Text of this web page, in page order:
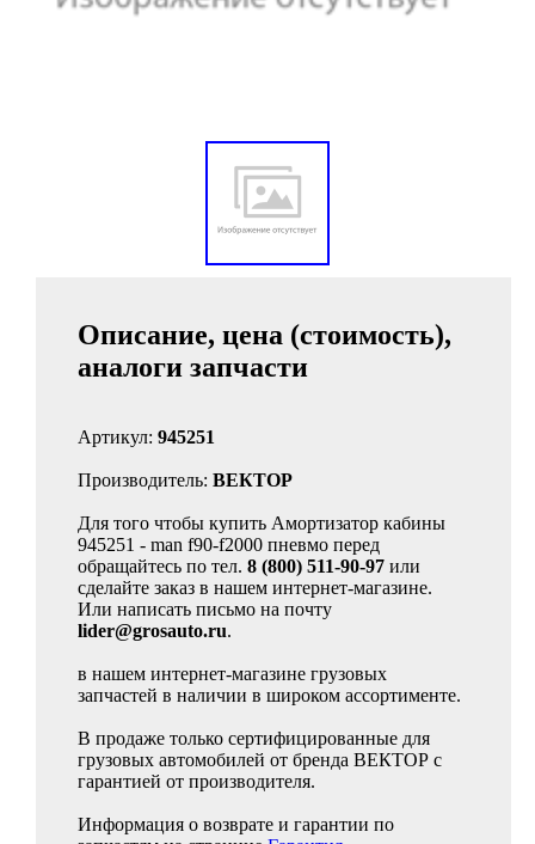
Описание, цена (стоимость),
аналоги запчасти
Артикул: 945251
Производитель: ВЕКТОР
Для того чтобы купить Амортизатор кабины
945251 - man f90-f2000 пневмо перед
обращайтесь по тел. 8 (800) 511-90-97 или
сделайте заказ в нашем интернет-магазине.
Или написать письмо на почту
lider@grosauto.ru.
в нашем интернет-магазине грузовых
запчастей в наличии в широком ассортименте.
В продаже только сертифицированные для
грузовых автомобилей от бренда ВЕКТОР с
гарантией от производителя.
Информация о возврате и гарантии по